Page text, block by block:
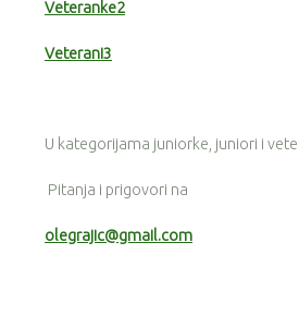
Veteranke2
Veterani3
U kategorijama juniorke, juniori i
Pitanja i prigovori na
olegrajic@gmail.com